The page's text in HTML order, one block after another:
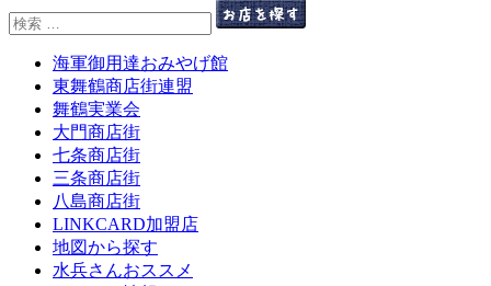
索:
海軍御用達おみやげ館
東舞鶴商店街連盟
舞鶴実業会
大門商店街
七条商店街
三条商店街
八島商店街
LINKCARD加盟店
地図から探す
水兵さんおススメ